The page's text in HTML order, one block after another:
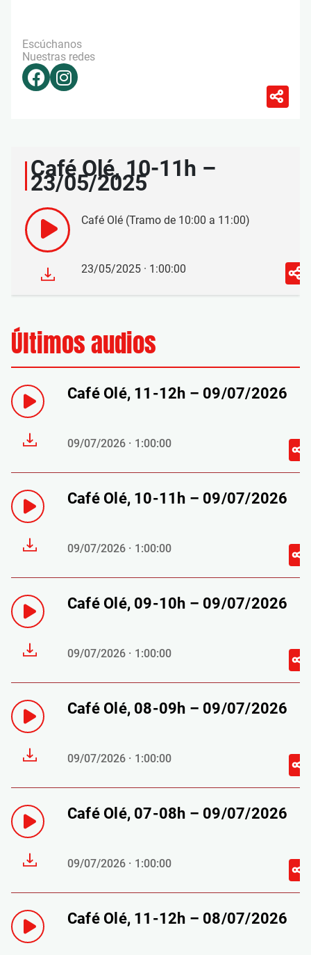
Escúchanos
Nuestras redes
Café Olé, 10-11h –
23/05/2025
Café Olé (Tramo de 10:00 a 11:00)
23/05/2025 · 1:00:00
Últimos audios
Café Olé, 11-12h – 09/07/2026
09/07/2026 · 1:00:00
Café Olé, 10-11h – 09/07/2026
09/07/2026 · 1:00:00
Café Olé, 09-10h – 09/07/2026
09/07/2026 · 1:00:00
Café Olé, 08-09h – 09/07/2026
09/07/2026 · 1:00:00
Café Olé, 07-08h – 09/07/2026
09/07/2026 · 1:00:00
Café Olé, 11-12h – 08/07/2026